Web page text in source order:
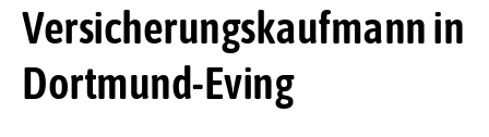
Versicherungskaufmann in
Dortmund-Eving